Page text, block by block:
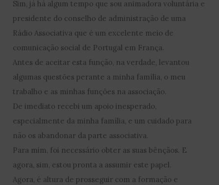
Sim, já há algum tempo que sou animadora voluntária e
presidente do conselho de administração de uma
Rádio Associativa que é um excelente meio de
comunicação social de Portugal em França.
Antes de aceitar esta função, na verdade, levantou
algumas questões perante a minha família, o meu
trabalho e as minhas funções na associação.
De imediato recebi um apoio inesperado,
especialmente da minha família, e um cuidado para
não os abandonar da parte associativa.
Para mim, foi necessário obter as suas bênçãos. E
agora, sim, estou pronta a assumir este papel.
Agora, é altura de prosseguir com a formação e